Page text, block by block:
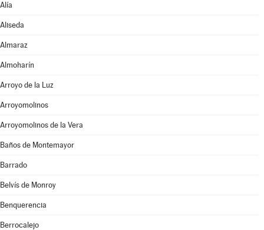
Alía
Aliseda
Almaraz
Almoharín
Arroyo de la Luz
Arroyomolinos
Arroyomolinos de la Vera
Baños de Montemayor
Barrado
Belvís de Monroy
Benquerencia
Berrocalejo